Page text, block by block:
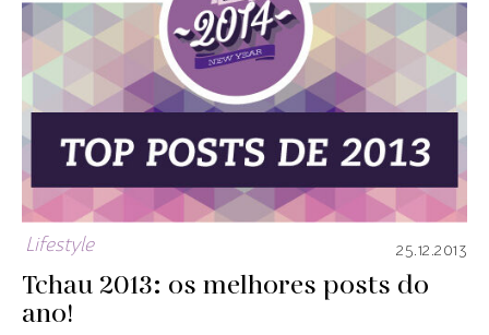
Lifestyle 25.12.2013
Tchau 2013: os melhores posts do
ano!